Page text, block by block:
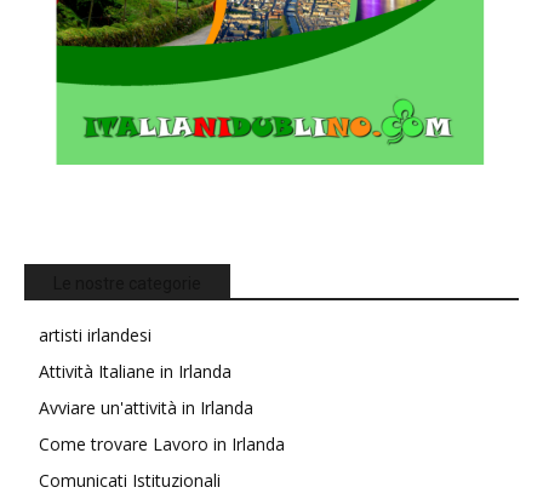
artisti irlandesi
Attività Italiane in Irlanda
Avviare un'attività in Irlanda
Come trovare Lavoro in Irlanda
Comunicati Istituzionali